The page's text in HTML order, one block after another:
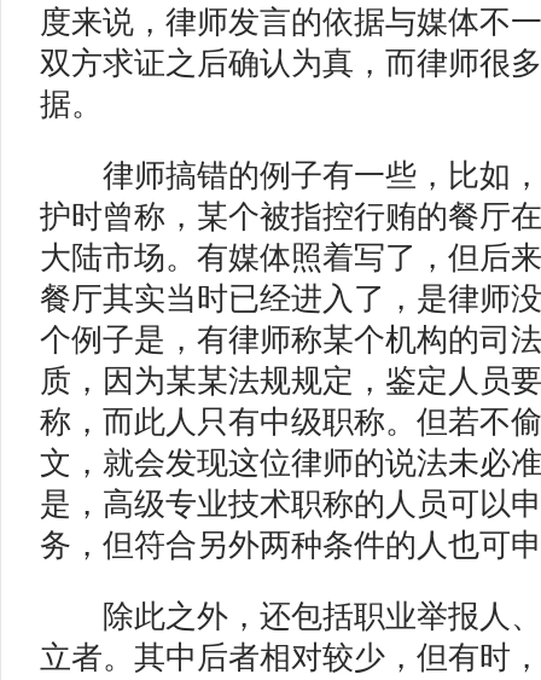
度来说，律师发言的依据与媒体不
双方求证之后确认为真，而律师很
据。
律师搞错的例子有一些，比如，
护时曾称，某个被指控行贿的餐厅
大陆市场。有媒体照着写了，但后
餐厅其实当时已经进入了，是律师
个例子是，有律师称某个机构的司
质，因为某某法规规定，鉴定人员
称，而此人只有中级职称。但若不
文，就会发现这位律师的说法未必
是，高级专业技术职称的人员可以
务，但符合另外两种条件的人也可
除此之外，还包括职业举报人、
立者。其中后者相对较少，但有时